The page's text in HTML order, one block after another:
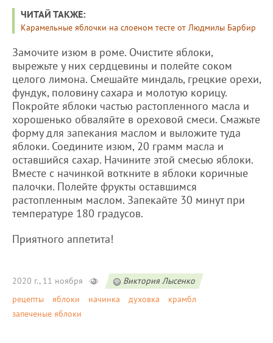
ЧИТАЙ ТАКЖЕ:
Карамельные яблочки на слоеном тесте от Людмилы Барбир
Замочите изюм в роме. Очистите яблоки,
вырежьте у них сердцевины и полейте соком
целого лимона. Смешайте миндаль, грецкие орехи,
фундук, половину сахара и молотую корицу.
Покройте яблоки частью растопленного масла и
хорошенько обваляйте в ореховой смеси. Смажьте
форму для запекания маслом и выложите туда
яблоки. Соедините изюм, 20 грамм масла и
оставшийся сахар. Начините этой смесью яблоки.
Вместе с начинкой воткните в яблоки коричные
палочки. Полейте фрукты оставшимся
растопленным маслом. Запекайте 30 минут при
температуре 180 градусов.
Приятного аппетита!
2020 г., 11 ноября
Виктория Лысенко
рецепты
яблоки начинка духовка
крамбл
запеченые яблоки